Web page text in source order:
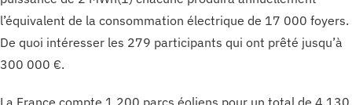
l’équivalent de la consommation électrique de 17 000 foyers.
De quoi intéresser les 279 participants qui ont prêté jusqu’à
300 000 €.